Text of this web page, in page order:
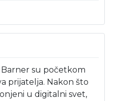
Barner su početkom
prijatelja. Nakon što
u digitalni svet,